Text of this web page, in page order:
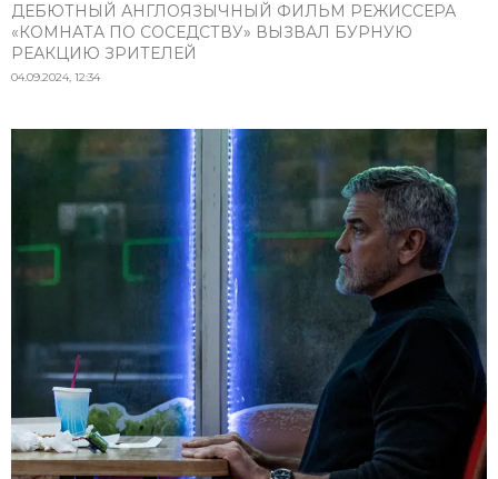
ДЕБЮТНЫЙ АНГЛОЯЗЫЧНЫЙ ФИЛЬМ РЕЖИССЕРА
«КОМНАТА ПО СОСЕДСТВУ» ВЫЗВАЛ БУРНУЮ
РЕАКЦИЮ ЗРИТЕЛЕЙ
04.09.2024, 12:34